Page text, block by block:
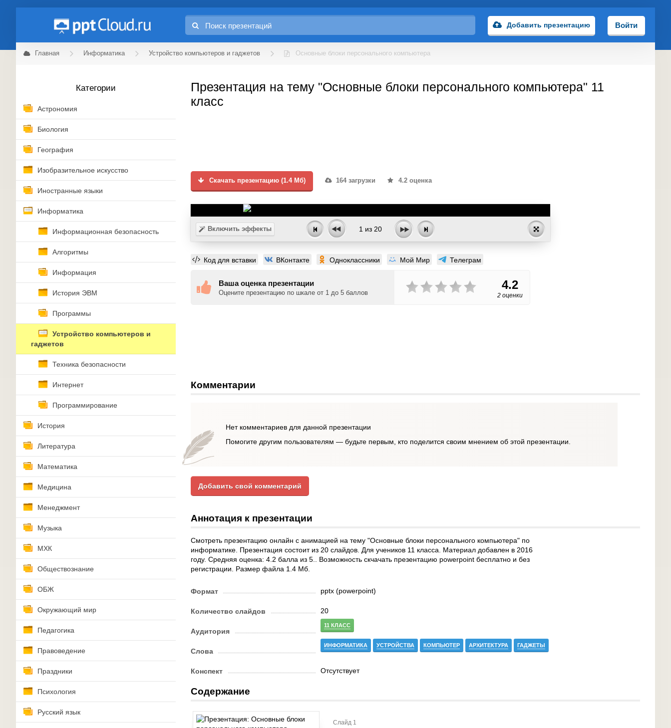
Добавить презентацию Войти
Главная Информатика Устройство компьютеров и гаджетов Основные блоки персонального компьютера
Категории
Астрономия
Биология
География
Изобразительное искусство
Иностранные языки
Информатика
Информационная безопасность
Алгоритмы
Информация
История ЭВМ
Программы
Устройство компьютеров и
гаджетов
Техника безопасности
Интернет
Программирование
История
Литература
Математика
Медицина
Менеджмент
Музыка
МХК
Обществознание
ОБЖ
Окружающий мир
Педагогика
Правоведение
Праздники
Психология
Русский язык
Презентация на тему "Основные блоки персонального компьютера" 11
класс
Скачать презентацию (1.4 Мб) 164 загрузки 4.2 оценка
Включить эффекты 1 из 20
Код для вставки ВКонтакте Одноклассники Мой Мир Телеграм
Ваша оценка презентации
Оцените презентацию по шкале от 1 до 5 баллов
4.2
2 оценки
Комментарии
Нет комментариев для данной презентации
Помогите другим пользователям — будьте первым, кто поделится своим мнением об этой презентации.
Добавить свой комментарий
Аннотация к презентации
Смотреть презентацию онлайн с анимацией на тему "Основные блоки персонального компьютера" по
информатике. Презентация состоит из 20 слайдов. Для учеников 11 класса. Материал добавлен в 2016
году. Средняя оценка: 4.2 балла из 5.. Возможность скчачать презентацию powerpoint бесплатно и без
регистрации. Размер файла 1.4 Мб.
Формат pptx (powerpoint)
Количество слайдов 20
Аудитория
11 КЛАСС
Слова
ИНФОРМАТИКА УСТРОЙСТВА КОМПЬЮТЕР АРХИТЕКТУРА ГАДЖЕТЫ
Конспект Отсутствует
Содержание
Слайд 1